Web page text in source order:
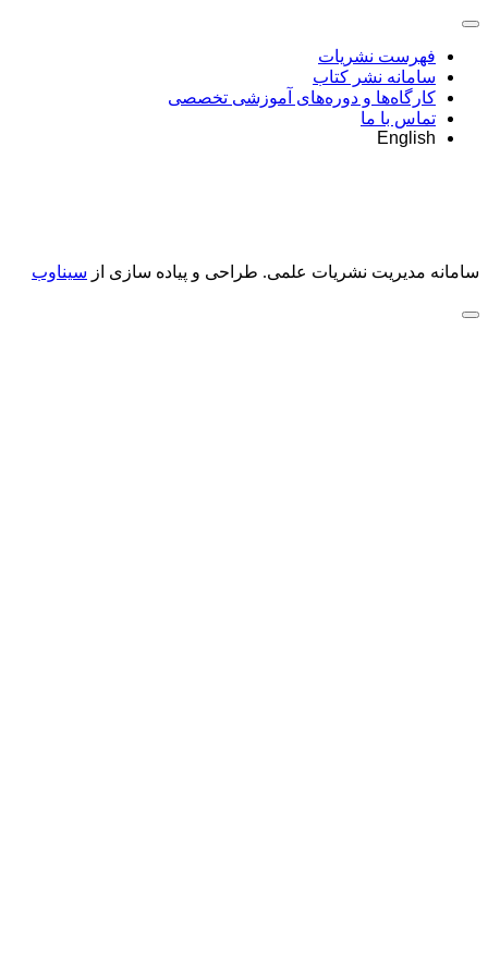
فهرست نشریات
سامانه نشر کتاب
کارگاه‌ها و دوره‌های آموزشی تخصصی
تماس با ما
English
سامانه مدیریت نشریات علمی. طراحی و پیاده سازی از سیناوب